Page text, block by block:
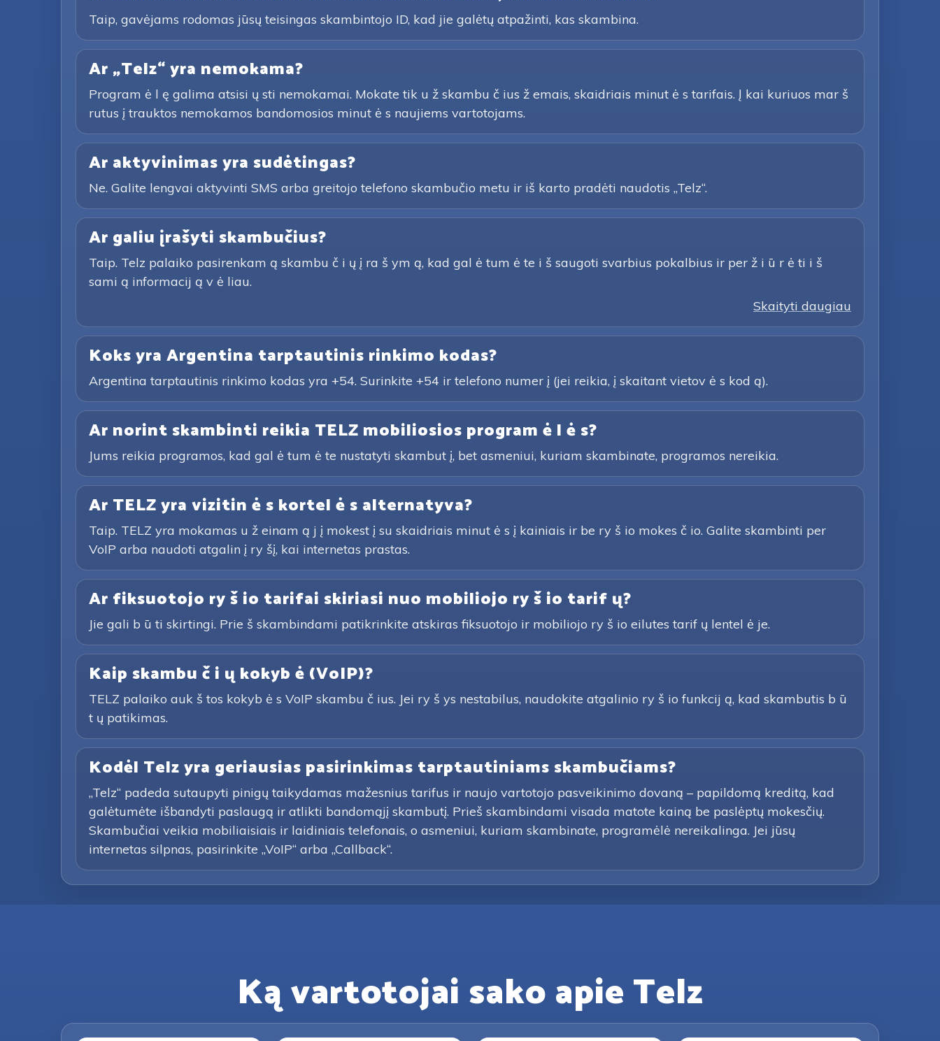
Taip, gavėjams rodomas jūsų teisingas skambintojo ID, kad jie galėtų atpažinti, kas skambina.
Ar „Telz“ yra nemokama?
Program ė l ę galima atsisi ų sti nemokamai. Mokate tik u ž skambu č ius ž emais, skaidriais minut ė s tarifais. Į kai kuriuos mar š
rutus į trauktos nemokamos bandomosios minut ė s naujiems vartotojams.
Ar aktyvinimas yra sudėtingas?
Ne. Galite lengvai aktyvinti SMS arba greitojo telefono skambučio metu ir iš karto pradėti naudotis „Telz“.
Ar galiu įrašyti skambučius?
Taip. Telz palaiko pasirenkam ą skambu č i ų į ra š ym ą, kad gal ė tum ė te i š saugoti svarbius pokalbius ir per ž i ū r ė ti i š
sami ą informacij ą v ė liau.
Skaityti daugiau
Koks yra Argentina tarptautinis rinkimo kodas?
Argentina tarptautinis rinkimo kodas yra +54. Surinkite +54 ir telefono numer į (jei reikia, į skaitant vietov ė s kod ą).
Ar norint skambinti reikia TELZ mobiliosios program ė l ė s?
Jums reikia programos, kad gal ė tum ė te nustatyti skambut į, bet asmeniui, kuriam skambinate, programos nereikia.
Ar TELZ yra vizitin ė s kortel ė s alternatyva?
Taip. TELZ yra mokamas u ž einam ą j į mokest į su skaidriais minut ė s į kainiais ir be ry š io mokes č io. Galite skambinti per
VoIP arba naudoti atgalin į ry šį, kai internetas prastas.
Ar fiksuotojo ry š io tarifai skiriasi nuo mobiliojo ry š io tarif ų?
Jie gali b ū ti skirtingi. Prie š skambindami patikrinkite atskiras fiksuotojo ir mobiliojo ry š io eilutes tarif ų lentel ė je.
Kaip skambu č i ų kokyb ė (VoIP)?
TELZ palaiko auk š tos kokyb ė s VoIP skambu č ius. Jei ry š ys nestabilus, naudokite atgalinio ry š io funkcij ą, kad skambutis b ū
t ų patikimas.
Kodėl Telz yra geriausias pasirinkimas tarptautiniams skambučiams?
„Telz“ padeda sutaupyti pinigų taikydamas mažesnius tarifus ir naujo vartotojo pasveikinimo dovaną – papildomą kreditą, kad
galėtumėte išbandyti paslaugą ir atlikti bandomąjį skambutį. Prieš skambindami visada matote kainą be paslėptų mokesčių.
Skambučiai veikia mobiliaisiais ir laidiniais telefonais, o asmeniui, kuriam skambinate, programėlė nereikalinga. Jei jūsų
internetas silpnas, pasirinkite „VoIP“ arba „Callback“.
Ką vartotojai sako apie Telz